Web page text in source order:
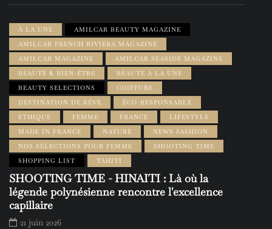
À LA UNE
AMILCAR BEAUTY MAGAZINE
AMILCAR FRENCH RIVIERA MAGAZINE
AMILCAR MAGAZINE
AMILCAR SEASIDE MAGAZINE
BEAUTÉ & BIEN-ÊTRE
BEAUTÉ À LA UNE
BEAUTY SELECTIONS
COIFFURE
DESTINATION DE RÊVE
ÉCO-RESPONSABLE
ÉTHIQUE
FEMME FRANCE
LIFESTYLE
MADE IN FRANCE
NATURE
NEWS FASHION
NOS SÉLECTIONS POUR FEMME
SHOOTING TIME
SHOPPING LIST
TAHITI
SHOOTING TIME - HINAITI : Là où la
légende polynésienne rencontre l'excellence
capillaire
21 juin 2026